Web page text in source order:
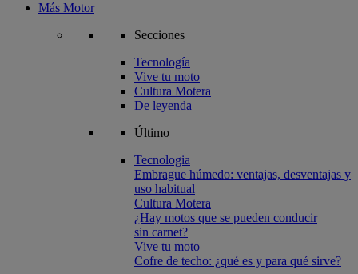
Más Motor
Secciones
Tecnología
Vive tu moto
Cultura Motera
De leyenda
Último
Tecnologia
Embrague húmedo: ventajas, desventajas y
uso habitual
Cultura Motera
¿Hay motos que se pueden conducir
sin carnet?
Vive tu moto
Cofre de techo: ¿qué es y para qué sirve?